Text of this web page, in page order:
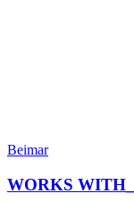
Beimar
WORKS